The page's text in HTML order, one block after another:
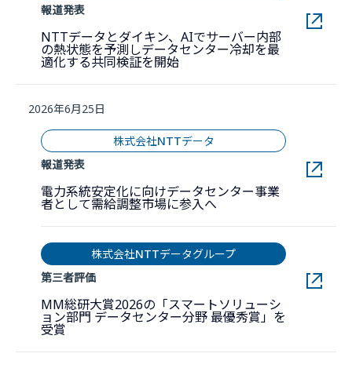
報道発表
NTTデータとダイキン、AIでサーバー内部
の熱状態を予測しデータセンター冷却を最
適化する共同検証を開始新しいウィンドウで開きます。
2026年6月25日
株式会社NTTデータ
報道発表
電力系統安定化に向けデータセンター事業
者として需給調整市場に参入へ
株式会社NTTデータグループ
第三者評価
MM総研大賞2026の「スマートソリューシ
ョン部門 データセンター分野 最優秀賞」を
受賞